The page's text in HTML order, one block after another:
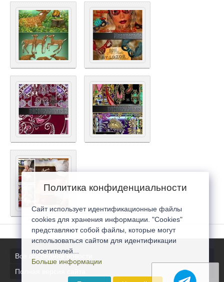
Все последние новости
Полная версия сайта
Политика конфиденциальности
Сайт использует идентификационные файлы
cookies для хранения информации. "Cookies"
представляют собой файлы, которые могут
использоваться сайтом для идентификации
посетителей...
Больше информации